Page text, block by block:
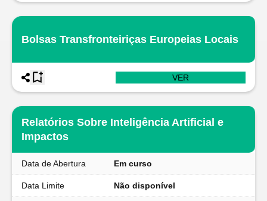
Bolsas Transfronteiriças Europeias Locais
VER
Relatórios Sobre Inteligência Artificial e
Impactos
Data de Abertura Em curso
Data Limite Não disponível